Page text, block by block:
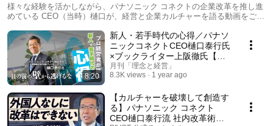
様々な経験を活かしながら、パナソニック コネクトの企業改革を推し進
めている CEO（当時）樋口が、経営と企業カルチャーを語る動画をご紹
8:20
新人・若手時代の心得／パナソ
ニックコネクトCEO樋口泰行氏
×ブックライター上阪徹氏【月
刊「理念と経営」】
月刊「理念と経営」
8.3K views
1 year ago
【カルチャーを破壊して創造す
る】パナソニック コネクト
CEO樋口泰行流 社内改革術／